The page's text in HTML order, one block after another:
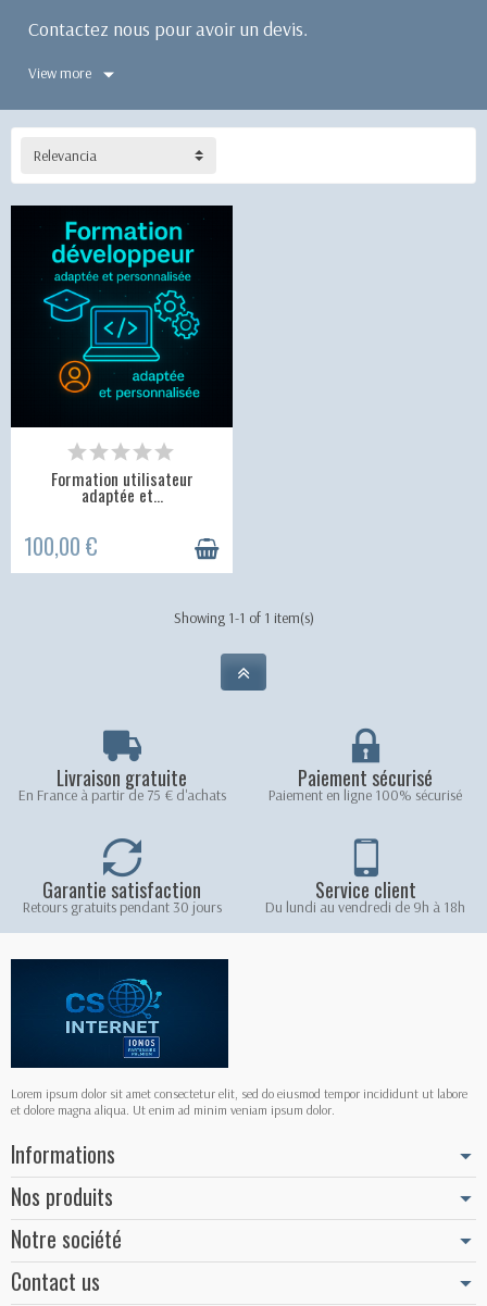
Contactez nous pour avoir un devis.
View more
Relevancia
Formation utilisateur
adaptée et...
100,00 €
Showing 1-1 of 1 item(s)
Livraison gratuite
En France à partir de 75 € d'achats
Paiement sécurisé
Paiement en ligne 100% sécurisé
Garantie satisfaction
Retours gratuits pendant 30 jours
Service client
Du lundi au vendredi de 9h à 18h
Lorem ipsum dolor sit amet consectetur elit, sed do eiusmod tempor incididunt ut labore
et dolore magna aliqua. Ut enim ad minim veniam ipsum dolor.
Informations
Nos produits
Notre société
Contact us